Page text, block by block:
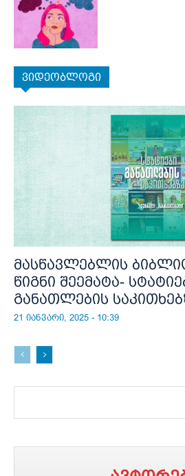
ვიდეობლოგი
მასწავლებლის
წიგნი შეემატა-
განათლების
21 იანვარი, 2025 - 10:39